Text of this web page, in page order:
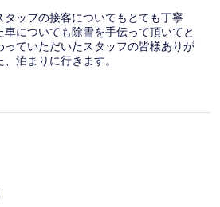
ッフの接客についてもとても丁寧
についても除雪を手伝って頂いてと
ていただいたスタッフの皆様ありが
泊まりに行きます。